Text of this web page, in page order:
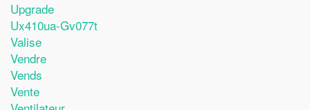
Upgrade
Ux410ua-Gv077t
Valise
Vendre
Vends
Vente